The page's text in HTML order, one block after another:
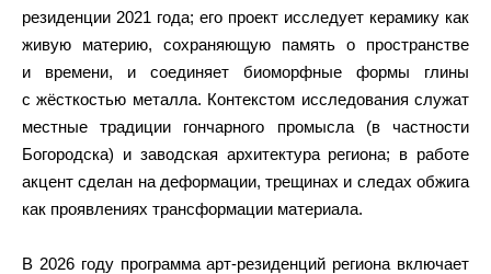
резиденции 2021 года; его проект исследует керамику как
живую материю, сохраняющую память о пространстве
и времени, и соединяет биоморфные формы глины
с жёсткостью металла. Контекстом исследования служат
местные традиции гончарного промысла (в частности
Богородска) и заводская архитектура региона; в работе
акцент сделан на деформации, трещинах и следах обжига
как проявлениях трансформации материала.
В 2026 году программа арт‑резиденций региона включает